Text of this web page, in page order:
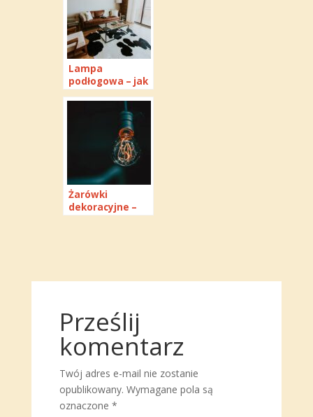
nowoczesnym
Lampa
podłogowa – jak
wybrać
zaaranżować w
mieszkaniu?
Żarówki
dekoracyjne –
czym są i w
Prześlij
komentarz
Twój adres e-mail nie zostanie
opublikowany. Wymagane pola są
oznaczone *